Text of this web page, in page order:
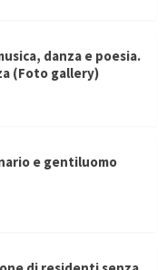
danza e poesia.
(Foto gallery)
e gentiluomo